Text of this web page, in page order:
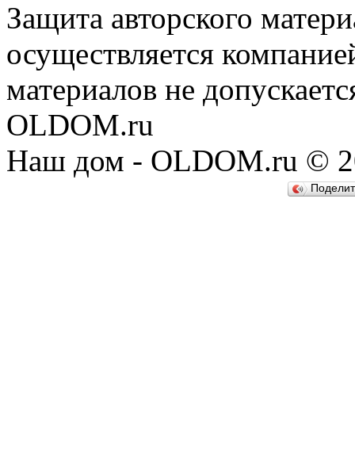
Защита авторского
осуществляется
материалов не
OLDOM.ru
Наш дом - OLDOM.ru ©